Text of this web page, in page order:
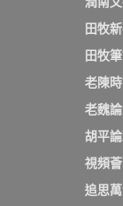
田牧
田牧
老陳
老魏
胡平
視頻
追思